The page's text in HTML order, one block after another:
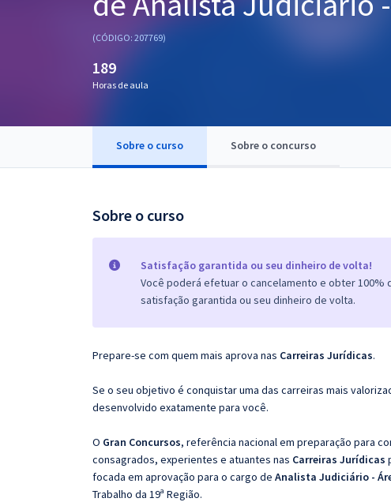
Questões grátis
(CÓDIGO: 207769)
189
Horas de aula
Sobre o curso Sobre o concurso
Sobre o curso
Satisfação garantida ou seu dinheiro de volta!
Você poderá efetuar o cancelamento e obter 100%
satisfação garantida ou seu dinheiro de volta.
Prepare-se com quem mais aprova nas Carreiras Jurídicas.
Se o seu objetivo é conquistar uma das carreiras mais
desenvolvido exatamente para você.
O Gran Concursos, referência nacional em preparação para
consagrados, experientes e atuantes nas Carreiras Jurídicas
focada em aprovação para o cargo de Analista Judiciário -
Trabalho da 19ª Região.